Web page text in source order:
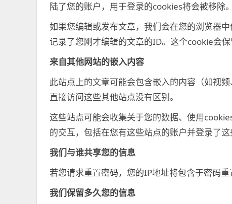
陆了您的账户，用于登录的cookies将会被移除。
如果您编辑或发布文章，我们会在您的浏览器
记录了您刚才编辑的文章的ID。这个cookie会保
来自其他网站的嵌入内容
此站点上的文章可能会包含嵌入的内容（如视
直接访问这些其他站点没有区别。
这些站点可能会收集关于您的数据、使用
的交互，包括在您有这些站点的账户并登录了
我们与谁共享您的信息
若您请求重置密码，您的IP地址将包含于密码重
我们保留多久您的信息